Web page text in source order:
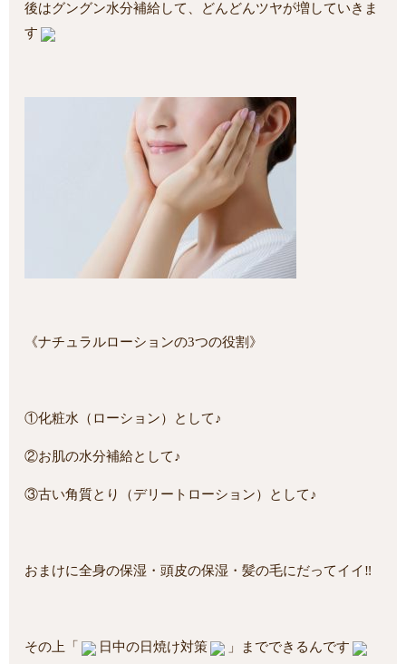
後はグングン水分補給して、どんどんツヤが増していきま
す
《ナチュラルローションの3つの役割》
①化粧水（ローション）として♪
②お肌の水分補給として♪
③古い角質とり（デリートローション）として♪
おまけに全身の保湿・頭皮の保湿・髪の毛にだってイイ‼
その上「 日中の日焼け対策 」までできるんです